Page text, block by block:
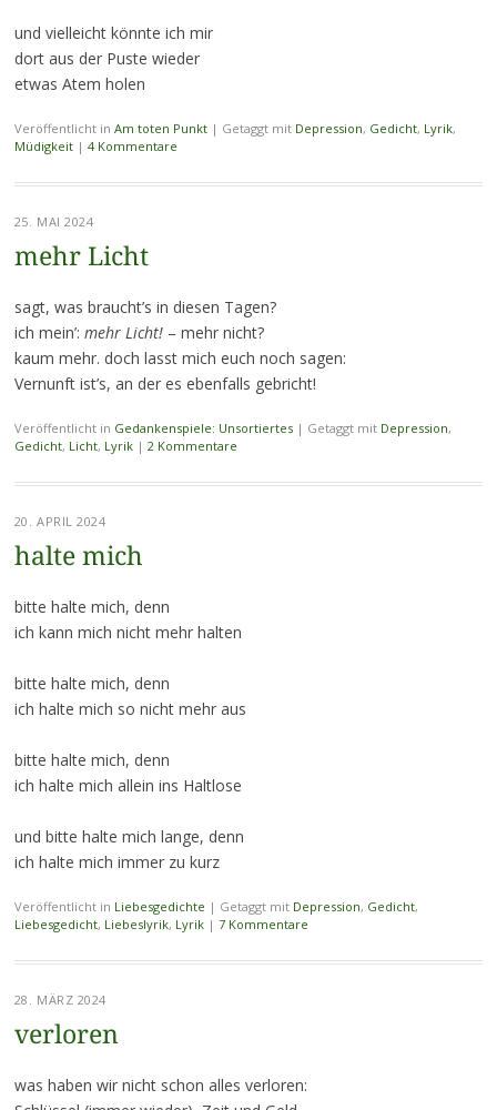
und vielleicht könnte ich mir
dort aus der Puste wieder
etwas Atem holen
Veröffentlicht in Am toten Punkt | Getaggt mit Depression, Gedicht, Lyrik,
Müdigkeit | 4 Kommentare
25. MAI 2024
mehr Licht
sagt, was braucht’s in diesen Tagen?
ich mein’: mehr Licht!– mehr nicht?
kaum mehr. doch lasst mich euch noch sagen:
Vernunft ist’s, an der es ebenfalls gebricht!
Veröffentlicht in Gedankenspiele: Unsortiertes | Getaggt mit Depression,
Gedicht, Licht, Lyrik | 2 Kommentare
20. APRIL 2024
halte mich
bitte halte mich, denn
ich kann mich nicht mehr halten
bitte halte mich, denn
ich halte mich so nicht mehr aus
bitte halte mich, denn
ich halte mich allein ins Haltlose
und bitte halte mich lange, denn
ich halte mich immer zu kurz
Veröffentlicht in Liebesgedichte | Getaggt mit Depression, Gedicht,
Liebesgedicht, Liebeslyrik, Lyrik | 7 Kommentare
28. MÄRZ 2024
verloren
was haben wir nicht schon alles verloren: